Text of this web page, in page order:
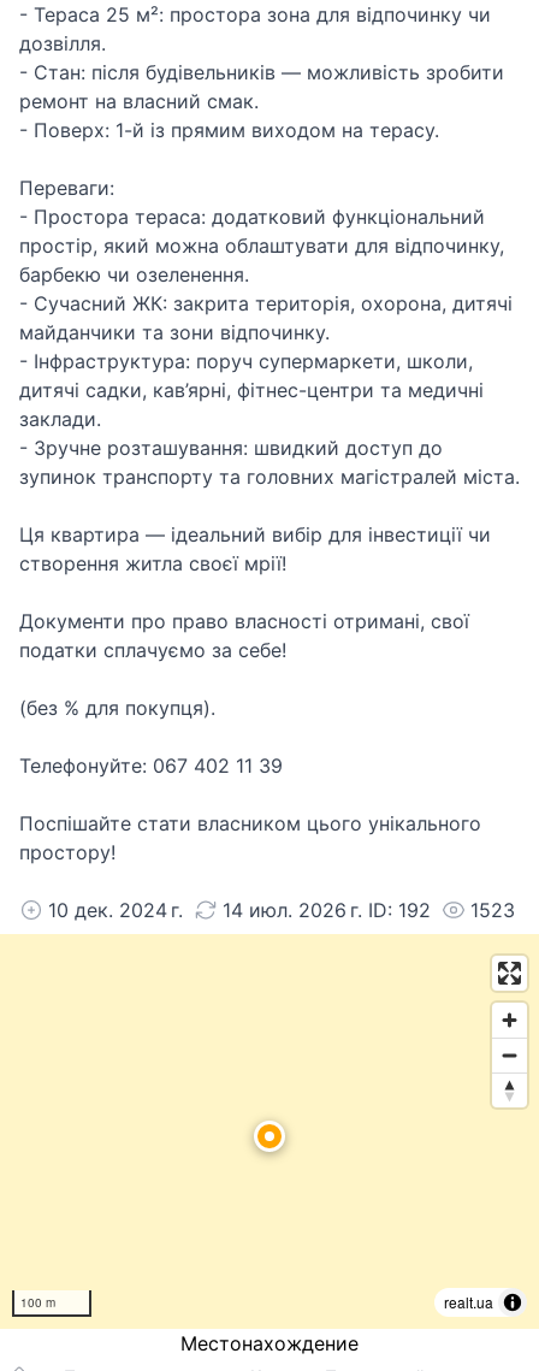
- Тераса 25 м²: простора зона для відпочинку чи
дозвілля.
- Стан: після будівельників — можливість зробити
ремонт на власний смак.
- Поверх: 1-й із прямим виходом на терасу.
Переваги:
- Простора тераса: додатковий функціональний
простір, який можна облаштувати для відпочинку,
барбекю чи озеленення.
- Сучасний ЖК: закрита територія, охорона, дитячі
майданчики та зони відпочинку.
- Інфраструктура: поруч супермаркети, школи,
дитячі садки, кав’ярні, фітнес-центри та медичні
заклади.
- Зручне розташування: швидкий доступ до
зупинок транспорту та головних магістралей міста.
Ця квартира — ідеальний вибір для інвестиції чи
створення житла своєї мрії!
Документи про право власності отримані, свої
податки сплачуємо за себе!
(без % для покупця).
Телефонуйте: 067 402 11 39
Поспішайте стати власником цього унікального
простору!
10 дек. 2024 г. 14 июл. 2026 г. ID: 192 1523
100 m realt.ua
Местонахождение